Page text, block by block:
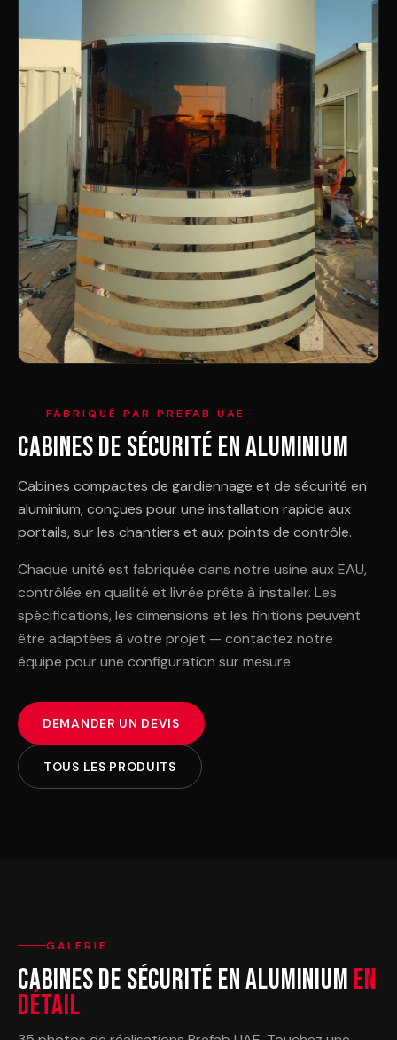
FABRIQUÉ PAR PREFAB UAE
Cabines de Sécurité en Aluminium
Cabines compactes de gardiennage et de sécurité en
aluminium, conçues pour une installation rapide aux
portails, sur les chantiers et aux points de contrôle.
Chaque unité est fabriquée dans notre usine aux EAU,
contrôlée en qualité et livrée prête à installer. Les
spécifications, les dimensions et les finitions peuvent
être adaptées à votre projet — contactez notre
équipe pour une configuration sur mesure.
DEMANDER UN DEVIS
TOUS LES PRODUITS
GALERIE
Cabines de Sécurité en Aluminium En
détail